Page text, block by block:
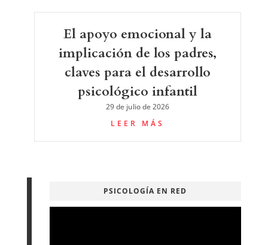
El apoyo emocional y la
implicación de los padres,
claves para el desarrollo
psicológico infantil
29 de julio de 2026
LEER MÁS
PSICOLOGÍA EN RED